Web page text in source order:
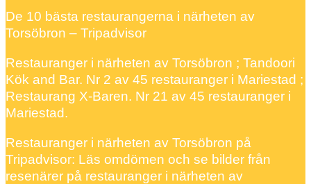
De 10 bästa restaurangerna i närheten av
Torsöbron – Tripadvisor
Restauranger i närheten av Torsöbron ; Tandoori
Kök and Bar. Nr 2 av 45 restauranger i Mariestad ;
Restaurang X-Baren. Nr 21 av 45 restauranger i
Mariestad.
Restauranger i närheten av Torsöbron på
Tripadvisor: Läs omdömen och se bilder från
resenärer på restauranger i närheten av